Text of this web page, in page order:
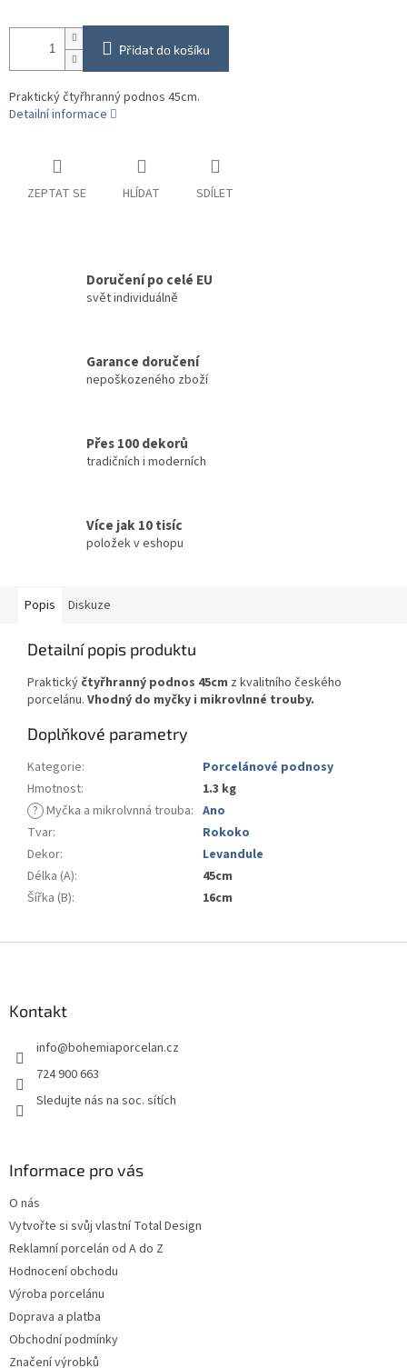
Přidat do košíku
Praktický čtyřhranný podnos 45cm.
Detailní informace
ZEPTAT SE HLÍDAT SDÍLET
Doručení po celé EU
svět individuálně
Garance doručení
nepoškozeného zboží
Přes 100 dekorů
tradičních i moderních
Více jak 10 tisíc
položek v eshopu
Popis Diskuze
Detailní popis produktu
Praktický čtyřhranný podnos 45cm z kvalitního českého
porcelánu. Vhodný do myčky i mikrovlnné trouby.
Doplňkové parametry
Kategorie:
Porcelánové podnosy
Hmotnost:
1.3 kg
? Myčka a mikrolvnná trouba: Ano
Tvar:
Rokoko
Dekor:
Levandule
Délka (A):
45cm
Šířka (B): 16cm
Kontakt
info@bohemiaporcelan.cz
724 900 663
Sledujte nás na soc. sítích
Informace pro vás
O nás
Vytvořte si svůj vlastní Total Design
Reklamní porcelán od A do Z
Hodnocení obchodu
Výroba porcelánu
Doprava a platba
Obchodní podmínky
Značení výrobků